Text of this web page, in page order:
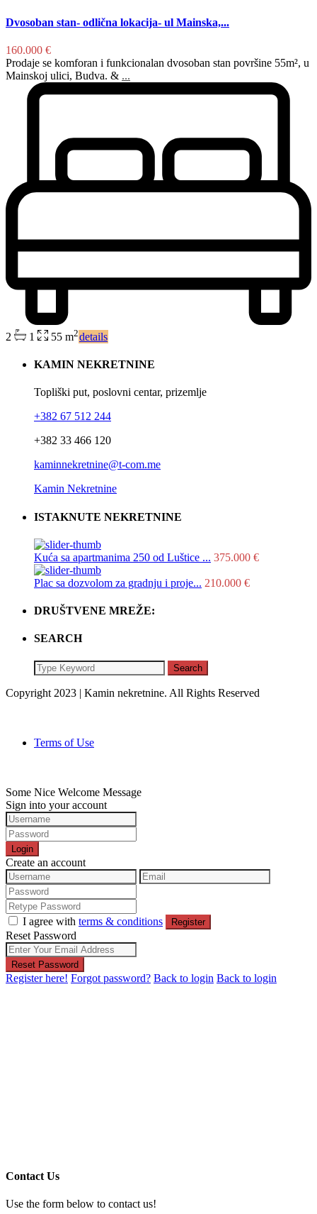
Dvosoban stan- odlična lokacija- ul Mainska,...
160.000 €
Prodaje se komforan i funkcionalan dvosoban stan površine 55m², u
Mainskoj ulici, Budva. & ...
2 1 55 m2details
KAMIN NEKRETNINE
Topliški put, poslovni centar, prizemlje
+382 67 512 244
+382 33 466 120
kaminnekretnine@t-com.me
Kamin Nekretnine
ISTAKNUTE NEKRETNINE
Kuća sa apartmanima 250 od Luštice ... 375.000 €
Plac sa dozvolom za gradnju i proje... 210.000 €
DRUŠTVENE MREŽE:
SEARCH
Search
Copyright 2023 | Kamin nekretnine. All Rights Reserved
Terms of Use
Some Nice Welcome Message
Sign into your account
Login
Create an account
I agree with terms & conditions Register
Reset Password
Reset Password
Register here! Forgot password? Back to login Back to login
Contact Us
Use the form below to contact us!